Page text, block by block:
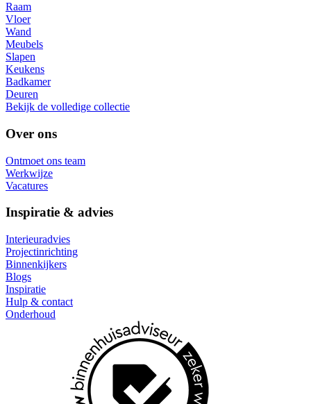
Raam
Vloer
Wand
Meubels
Slapen
Keukens
Badkamer
Deuren
Bekijk de volledige collectie
Over ons
Ontmoet ons team
Werkwijze
Vacatures
Inspiratie & advies
Interieuradvies
Projectinrichting
Binnenkijkers
Blogs
Inspiratie
Hulp & contact
Onderhoud